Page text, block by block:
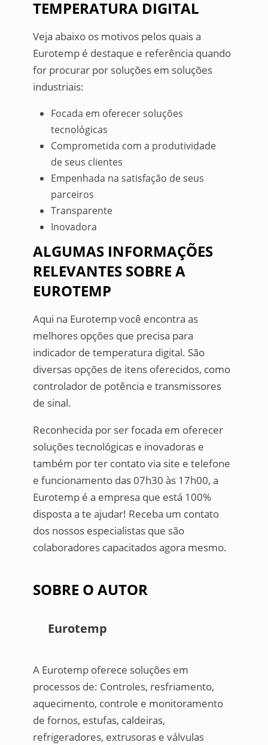
TEMPERATURA DIGITAL
Veja abaixo os motivos pelos quais a
Eurotemp é destaque e referência quando
for procurar por soluções em soluções
industriais:
Focada em oferecer soluções
tecnológicas
Comprometida com a produtividade
de seus clientes
Empenhada na satisfação de seus
parceiros
Transparente
Inovadora
ALGUMAS INFORMAÇÕES
RELEVANTES SOBRE A
EUROTEMP
Aqui na Eurotemp você encontra as
melhores opções que precisa para
indicador de temperatura digital. São
diversas opções de itens oferecidos, como
controlador de potência e transmissores
de sinal.
Reconhecida por ser focada em oferecer
soluções tecnológicas e inovadoras e
também por ter contato via site e telefone
e funcionamento das 07h30 às 17h00, a
Eurotemp é a empresa que está 100%
disposta a te ajudar! Receba um contato
dos nossos especialistas que são
colaboradores capacitados agora mesmo.
SOBRE O AUTOR
Eurotemp
A Eurotemp oferece soluções em
processos de: Controles, resfriamento,
aquecimento, controle e monitoramento
de fornos, estufas, caldeiras,
refrigeradores, extrusoras e válvulas